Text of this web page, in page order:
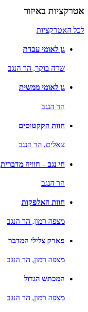
אטרקציות באיזור
לכל האטרקציות
גן לאומי עבדת
שדה בוקר, הר הנגב
גן לאומי ממשית
הר הנגב
חוות הקקטוסים
צאלים, הר הנגב
חי נגב – חוויה מדברית
הר הנגב
חוות האלפקות
מצפה רמון, הר הנגב
פארק צלילי המדבר
מצפה רמון, הר הנגב
המכתש הגדול
מצפה רמון, הר הנגב